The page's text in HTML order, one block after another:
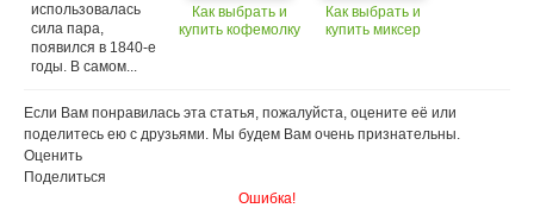
использовалась
сила пара,
появился в 1840-е
годы. В самом...
Как выбрать и
купить кофемолку
Как выбрать и
купить миксер
Если Вам понравилась эта статья, пожалуйста, оцените её или
поделитесь ею с друзьями. Мы будем Вам очень признательны.
Оценить
Поделиться
Ошибка!